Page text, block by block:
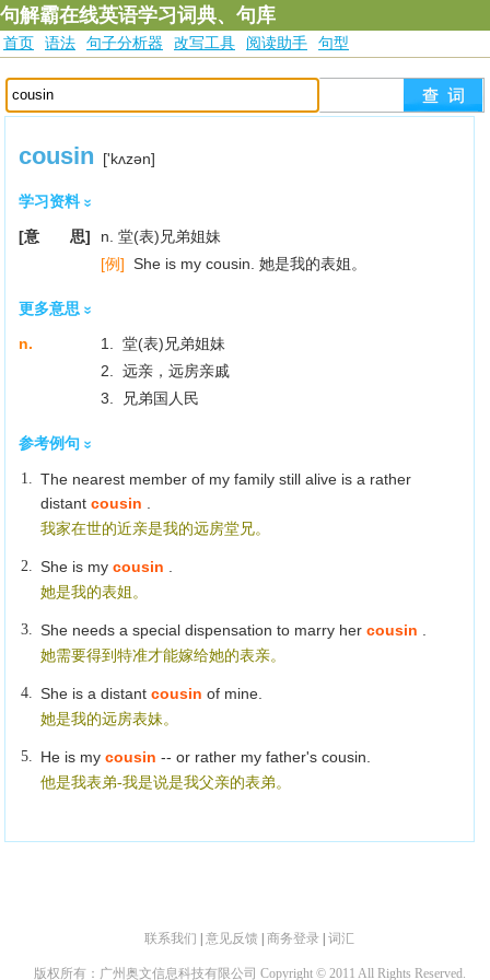
句解霸在线英语学习词典、句库
首页 语法 句子分析器 改写工具 阅读助手 句型
cousin ['kʌzәn]
学习资料
[意 思]
n. 堂(表)兄弟姐妹
[例] She is my cousin. 她是我的表姐。
更多意思
n.
1. 堂(表)兄弟姐妹
2. 远亲，远房亲戚
3. 兄弟国人民
参考例句
1. The nearest member of my family still alive is a rather
distant cousin
我家在世的近亲是我的远房堂兄。
2. She is my cousin
她是我的表姐。
3. She needs a special dispensation to marry her cousin
她需要得到特准才能嫁给她的表亲。
4. She is a distant cousinof mine.
她是我的远房表妹。
5. He is my cousin-- or rather my father's cousin.
他是我表弟-我是说是我父亲的表弟。
联系我们 |意见反馈 |商务登录 |词汇
版权所有：广州奥文信息科技有限公司 Copyright © 2011 All Rights Reserved.